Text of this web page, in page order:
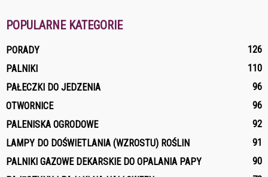
POPULARNE KATEGORIE
PORADY
126
PALNIKI
110
PAŁECZKI DO JEDZENIA
96
OTWORNICE
96
PALENISKA OGRODOWE
92
LAMPY DO DOŚWIETLANIA (WZROSTU) ROŚLIN
91
PALNIKI GAZOWE DEKARSKIE DO OPALANIA PAPY
90